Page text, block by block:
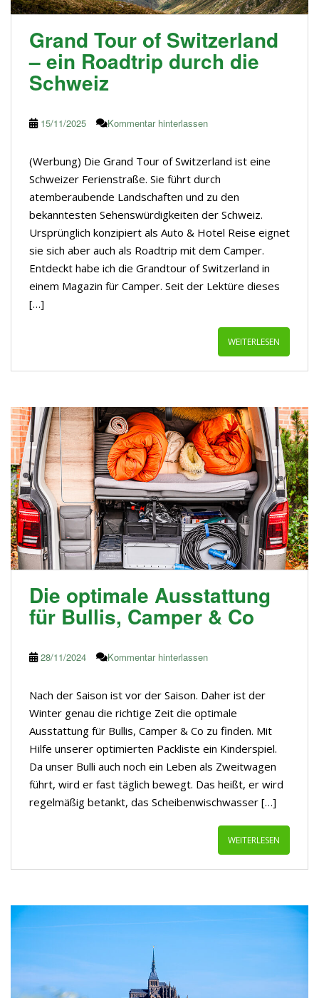
Grand Tour of Switzerland
– ein Roadtrip durch die
Schweiz
15/11/2025 Kommentar hinterlassen
(Werbung) Die Grand Tour of Switzerland ist eine
Schweizer Ferienstraße. Sie führt durch
atemberaubende Landschaften und zu den
bekanntesten Sehenswürdigkeiten der Schweiz.
Ursprünglich konzipiert als Auto & Hotel Reise eignet
sie sich aber auch als Roadtrip mit dem Camper.
Entdeckt habe ich die Grandtour of Switzerland in
einem Magazin für Camper. Seit der Lektüre dieses
[…]
WEITERLESEN
Die optimale Ausstattung
für Bullis, Camper & Co
28/11/2024 Kommentar hinterlassen
Nach der Saison ist vor der Saison. Daher ist der
Winter genau die richtige Zeit die optimale
Ausstattung für Bullis, Camper & Co zu finden. Mit
Hilfe unserer optimierten Packliste ein Kinderspiel.
Da unser Bulli auch noch ein Leben als Zweitwagen
führt, wird er fast täglich bewegt. Das heißt, er wird
regelmäßig betankt, das Scheibenwischwasser […]
WEITERLESEN